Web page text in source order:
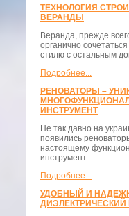
ТЕХНОЛОГИЯ
ВЕРАНДЫ
Веранда, прежде
органично
стилю с остальным
Подробнее...
РЕНОВАТОРЫ –
ИНСТРУМЕНТ
Не так давно на
появились
настоящему
инструмент.
Подробнее...
УДОБНЫЙ И
ДИЭЛЕКТРИЧЕСКИЙ